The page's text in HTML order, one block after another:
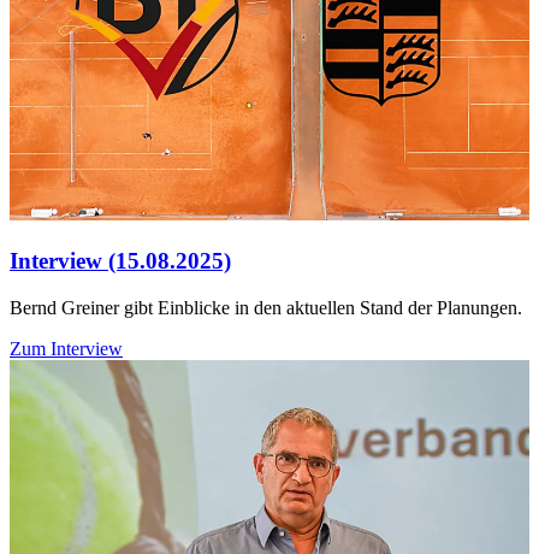
Interview (15.08.2025)
Bernd Greiner gibt Einblicke in den aktuellen Stand der Planungen.
Zum Interview